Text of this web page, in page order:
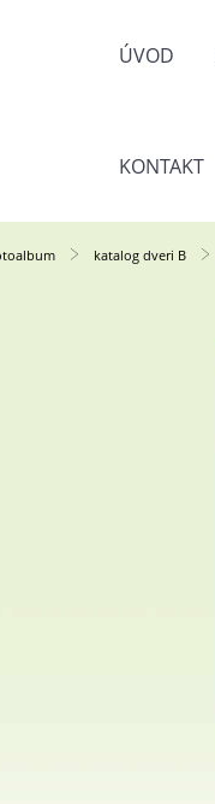
ÚVOD
KONTAKT
katalog dveri B